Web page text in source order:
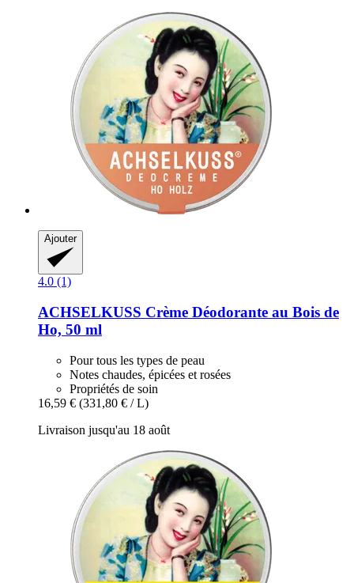
Ajouter
4.0 (1)
ACHSELKUSS Crème Déodorante au Bois de
Ho, 50 ml
Pour tous les types de peau
Notes chaudes, épicées et rosées
Propriétés de soin
16,59 € (331,80 € / L)
Livraison jusqu'au 18 août